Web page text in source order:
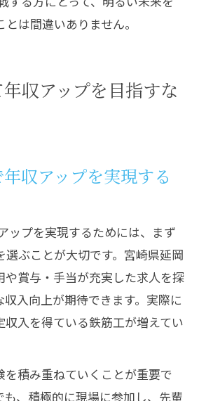
は間違いありません。
収アップを目指すな
収アップを実現する
ップを実現するためには、まず
選ぶことが大切です。宮崎県延岡
や賞与・手当が充実した求人を探
入向上が期待できます。実際に
収入を得ている鉄筋工が増えてい
を積み重ねていくことが重要で
も、積極的に現場に参加し、先輩